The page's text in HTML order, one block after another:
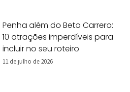
Penha além do Beto Carrero:
10 atrações imperdíveis para
incluir no seu roteiro
11 de julho de 2026